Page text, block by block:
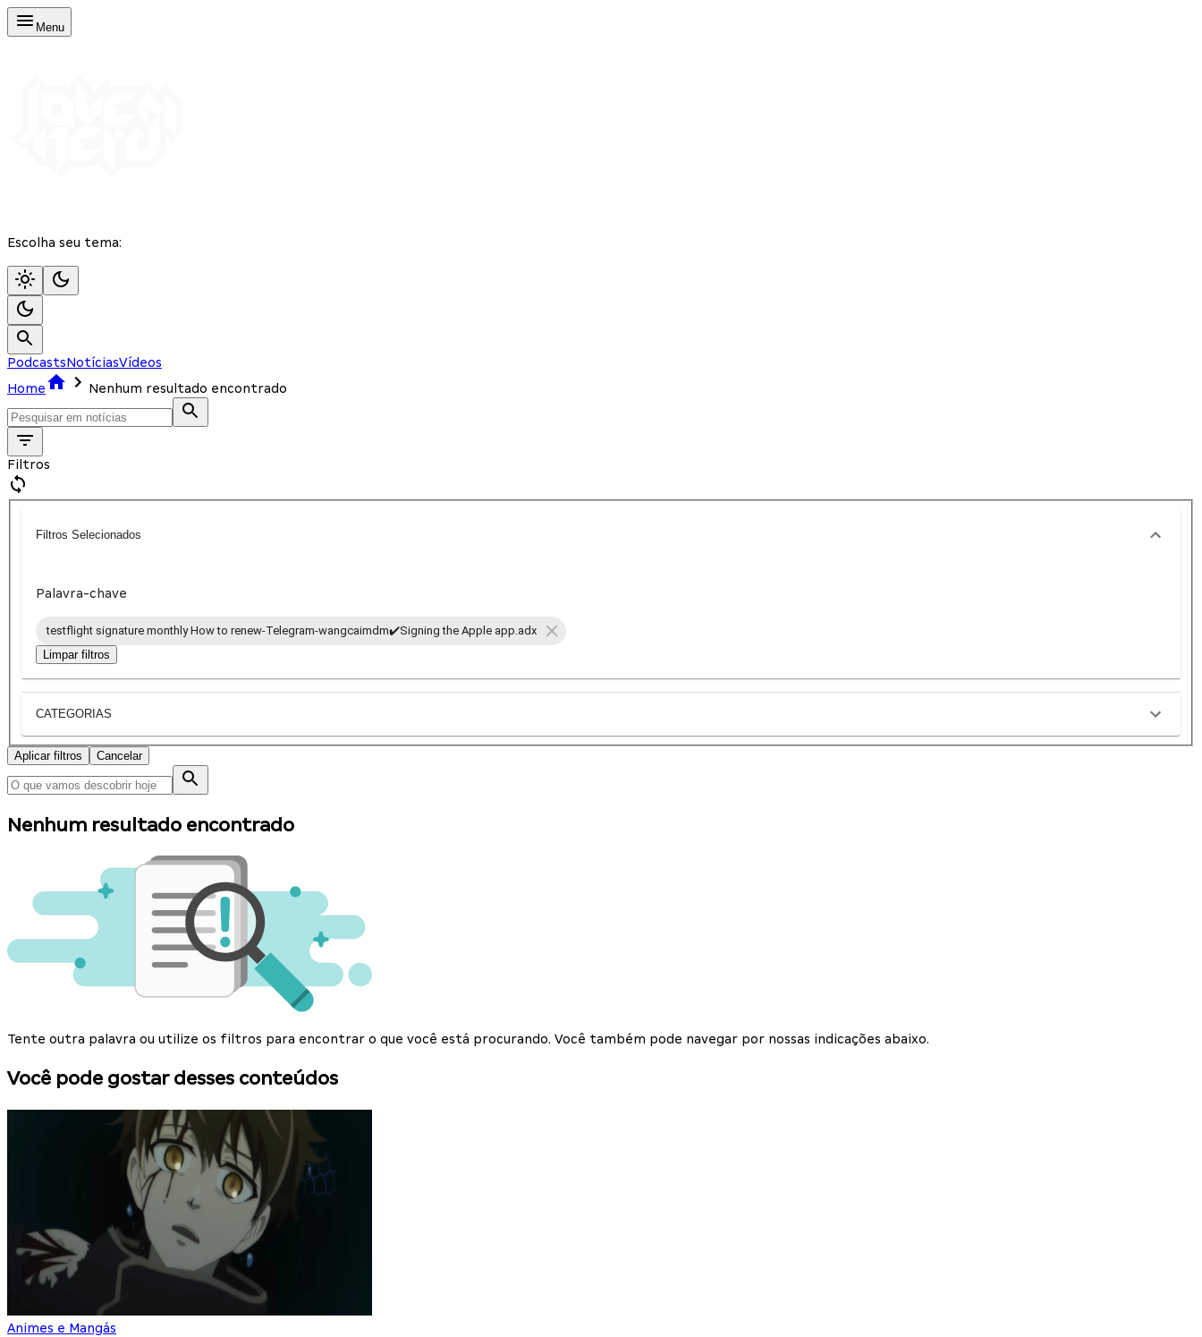
Menu
Escolha seu tema:
PodcastsNotíciasVídeos
Home
Nenhum resultado encontrado
Filtros
Filtros Selecionados
Palavra-chave
testflight signature monthly How to renew-Telegram-wangcaimdm✔️Signing the Apple app.adx
Limpar filtros
CATEGORIAS
Aplicar filtros Cancelar
Nenhum resultado encontrado
Tente outra palavra ou utilize os filtros para encontrar o que você está procurando. Você também pode navegar por nossas indicações abaixo.
Você pode gostar desses conteúdos
Animes e Mangás